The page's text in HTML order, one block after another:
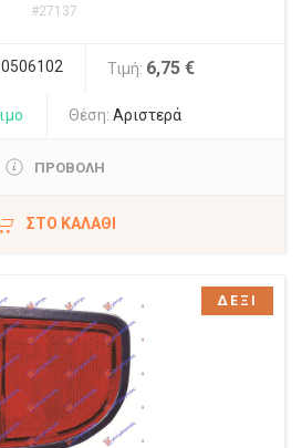
#27137
Τιμή: 6,75 €
Θέση: Αριστερά
ΠΡΟΒΟΛΗ
ΣΤΟ ΚΑΛΆΘΙ
ΔΕΞΙ